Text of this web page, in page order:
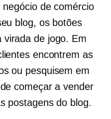
de comércio
blog, os botões
de jogo. Em
encontrem as
ou pesquisem em
começar a vender
postagens do blog.